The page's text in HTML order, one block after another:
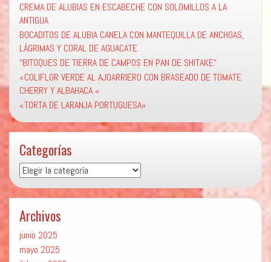
CREMA DE ALUBIAS EN ESCABECHE CON SOLOMILLOS A LA
ANTIGUA
BOCADITOS DE ALUBIA CANELA CON MANTEQUILLA DE ANCHOAS,
LÁGRIMAS Y CORAL DE AGUACATE
“BITOQUES DE TIERRA DE CAMPOS EN PAN DE SHITAKE“
«COLIFLOR VERDE AL AJOARRIERO CON BRASEADO DE TOMATE
CHERRY Y ALBAHACA «
«TORTA DE LARANJA PORTUGUESA»
Categorías
Categorías
Archivos
junio 2025
mayo 2025